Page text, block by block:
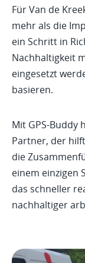
Für Van de
mehr als die
ein Schritt in
Nachhaltigkeit
eingesetzt
basieren.
Mit GPS-Buddy
Partner, der
die
einem einzigen
das schneller
nachhaltiger